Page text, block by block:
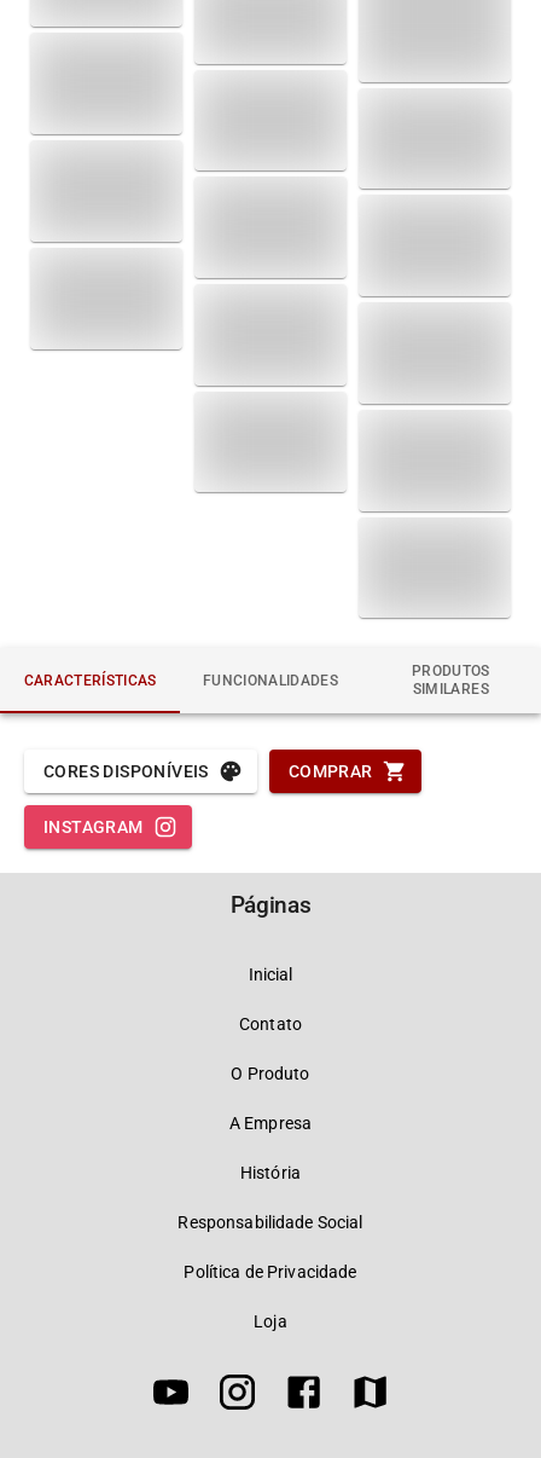
CARACTERÍSTICAS FUNCIONALIDADES
PRODUTOS
SIMILARES
CORES DISPONÍVEIS COMPRAR
INSTAGRAM
Páginas
Inicial
Contato
O Produto
A Empresa
História
Responsabilidade Social
Política de Privacidade
Loja